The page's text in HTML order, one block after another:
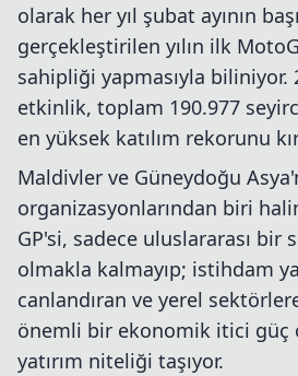
olarak her yıl şubat ayının
gerçekleştirilen yılın ilk
sahipliği yapmasıyla biliniyor.
etkinlik, toplam 190.977
en yüksek katılım rekorunu
Maldivler ve Güneydoğu
organizasyonlarından biri
GP'si, sadece uluslararası bir
olmakla kalmayıp; istihdam
canlandıran ve yerel
önemli bir ekonomik itici güç
yatırım niteliği taşıyor.